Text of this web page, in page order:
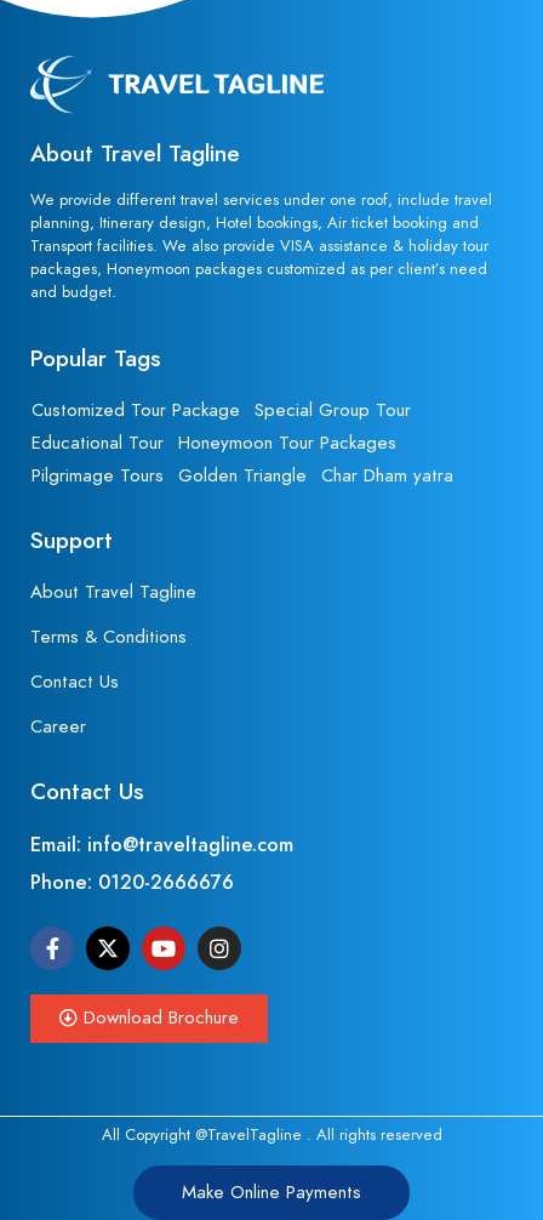
About Travel Tagline
We provide different travel services under one roof, include travel
planning, Itinerary design, Hotel bookings, Air ticket booking and
Transport facilities. We also provide VISA assistance & holiday tour
packages, Honeymoon packages customized as per client’s need
and budget.
Popular Tags
Customized Tour Package
Special Group Tour
Educational Tour Honeymoon Tour Packages
Pilgrimage Tours
Golden Triangle Char Dham yatra
Support
About Travel Tagline
Terms & Conditions
Contact Us
Career
Contact Us
Email: info@traveltagline.com
Phone: 0120-2666676
Download Brochure
All Copyright @TravelTagline . All rights reserved
Make Online Payments